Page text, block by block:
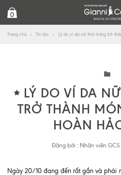
0
Trang chủ Tin tức Lý do ví da nữ thời trang trở
LÝ DO VÍ DA
TRỞ THÀNH
HOÀN
Đăng bởi : Nhân viên GCS
Ngày 20/10 đang đến rất gần và phái